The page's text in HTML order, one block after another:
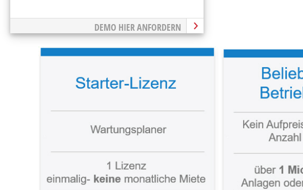
DEMO HIER ANFORDERN